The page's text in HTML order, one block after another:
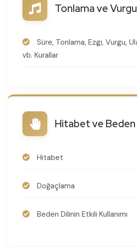
Tonlama ve Vurgu
Süre, Tonlama, Ezgi, Vurgu,
vb. Kurallar
Hitabet ve Beden
Hitabet
Doğaçlama
Beden Dilinin Etkili Kullanımı